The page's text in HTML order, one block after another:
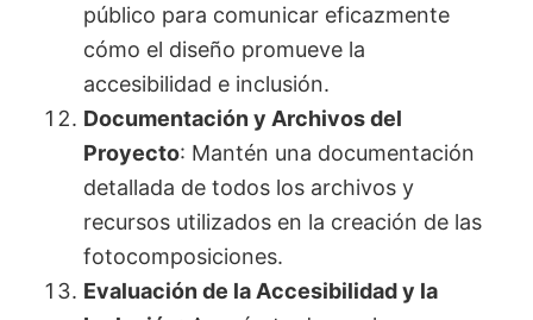
público para comunicar eficazmente
cómo el diseño promueve la
accesibilidad e inclusión.
Documentación y Archivos del
Proyecto: Mantén una documentación
detallada de todos los archivos y
recursos utilizados en la creación de las
fotocomposiciones.
Evaluación de la Accesibilidad y la